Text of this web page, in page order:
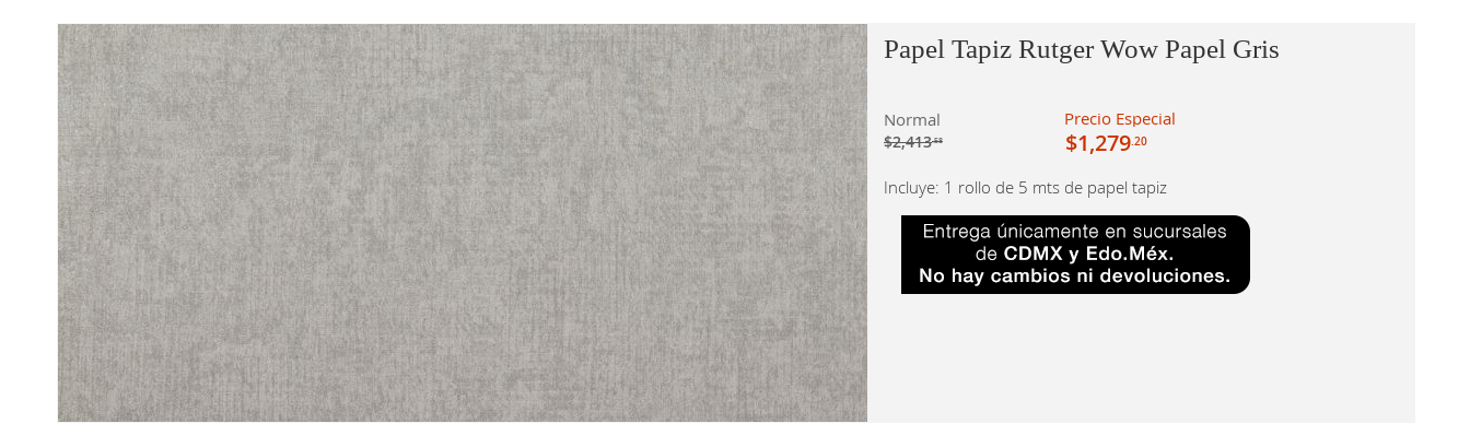
Papel Tapiz Rutger Wow Papel Gris
Normal
$2,413.58
Precio Especial
$1,279 .20
Incluye: 1 rollo de 5 mts de papel tapiz